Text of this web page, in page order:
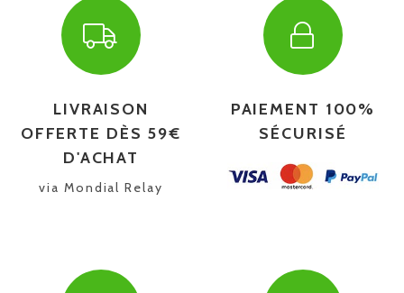
LIVRAISON
OFFERTE DÈS 59€
D'ACHAT
via Mondial Relay
PAIEMENT 100%
SÉCURISÉ